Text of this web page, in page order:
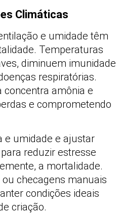
Climáticas
e umidade têm
Temperaturas
diminuem imunidade
respiratórias.
concentra amônia e
e comprometendo
e umidade e ajustar
reduzir estresse
a mortalidade.
checagens manuais
condições ideais
criação.